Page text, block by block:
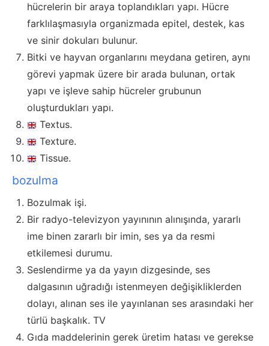
hücrelerin bir araya toplandıkları yapı. Hücre
farklılaşmasıyla organizmada epitel, destek, kas
ve sinir dokuları bulunur.
Bitki ve hayvan organlarını meydana getiren, aynı
görevi yapmak üzere bir arada bulunan, ortak
yapı ve işleve sahip hücreler grubunun
oluşturdukları yapı.
Textus.
Texture.
Tissue.
bozulma
Bozulmak işi.
Bir radyo-televizyon yayınının alınışında, yararlı
ime binen zararlı bir imin, ses ya da resmi
etkilemesi durumu.
Seslendirme ya da yayın dizgesinde, ses
dalgasının uğradığı istenmeyen değişikliklerden
dolayı, alınan ses ile yayınlanan ses arasındaki her
türlü başkalık. TV
Gıda maddelerinin gerek üretim hatası ve gerekse